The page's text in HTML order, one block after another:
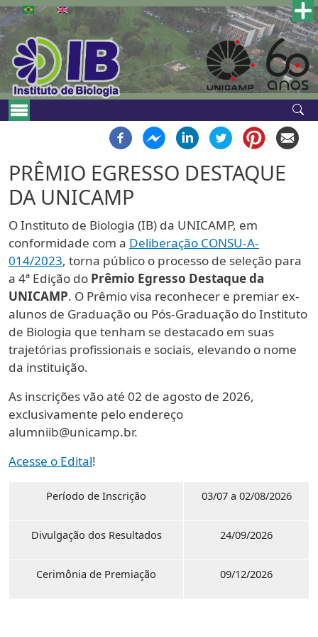
Pular para o conteúdo principal
Main navigation
PRÊMIO EGRESSO DESTAQUE
DA UNICAMP
O Instituto de Biologia (IB) da UNICAMP, em
conformidade com a Deliberação CONSU-A-
014/2023, torna público o processo de seleção para
a 4ª Edição do Prêmio Egresso Destaque da
UNICAMP. O Prêmio visa reconhecer e premiar ex-
alunos de Graduação ou Pós-Graduação do Instituto
de Biologia que tenham se destacado em suas
trajetórias profissionais e sociais, elevando o nome
da instituição.
As inscrições vão até 02 de agosto de 2026,
exclusivamente pelo endereço
alumniib@unicamp.br.
Acesse o Edital!
Período de Inscrição 03/07 a 02/08/2026
Divulgação dos Resultados 24/09/2026
Cerimônia de Premiação 09/12/2026